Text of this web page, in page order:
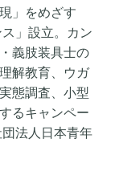
」をめざす
」設立。カン
義肢装具士の
解教育、ウガ
態調査、小型
るキャンペー
法人日本青年